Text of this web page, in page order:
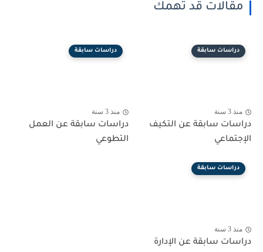
مقالات قد تهمك
دراسات سابقة
منذ 3 سنة
دراسات سابقة عن التكيف
الإجتماعي
دراسات سابقة
منذ 3 سنة
دراسات سابقة عن العمل
التطوعي
دراسات سابقة
منذ 3 سنة
دراسات سابقة عن الإدارة